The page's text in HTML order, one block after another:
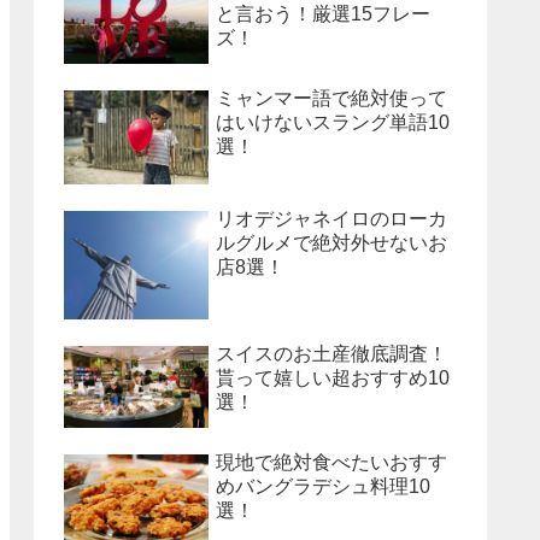
と言おう！厳選15フレー
ズ！
ミャンマー語で絶対使って
はいけないスラング単語10
選！
リオデジャネイロのローカ
ルグルメで絶対外せないお
店8選！
スイスのお土産徹底調査！
貰って嬉しい超おすすめ10
選！
現地で絶対食べたいおすす
めバングラデシュ料理10
選！